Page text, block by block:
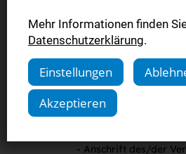
- Bestellt am (*)/
- Name des/der
- Anschrift des/der
Mehr Informationen finden
Datenschutzerklärung.
Einstellungen
Akzeptieren